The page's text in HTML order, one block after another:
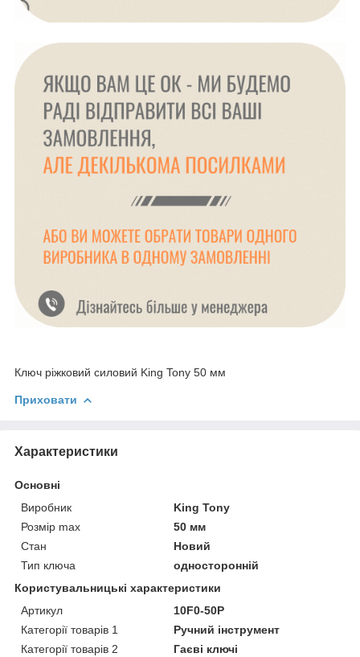
Ключ ріжковий силовий King Tony 50 мм
Приховати
Характеристики
Основні
Виробник
King Tony
Розмір max
50 мм
Стан
Новий
Тип ключа
односторонній
Користувальницькі характеристики
Артикул
10F0-50P
Категорії товарів 1
Ручний інструмент
Категорії товарів 2
Гаєві ключі